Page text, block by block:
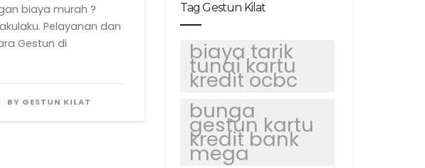
biaya murah ?
Pelayanan dan
Gestun di
BY GESTUN KILAT
Tag Gestun Kilat
biaya tarik
tunai kartu
kredit ocbc
bunga
gestun kartu
kredit bank
mega